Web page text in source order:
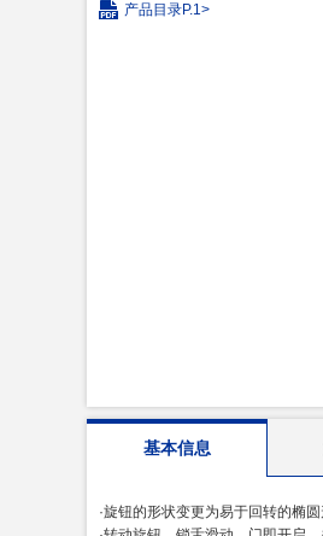
产品目录P.1>
基本信息
·旋钮的形状变更为易于回转的椭圆